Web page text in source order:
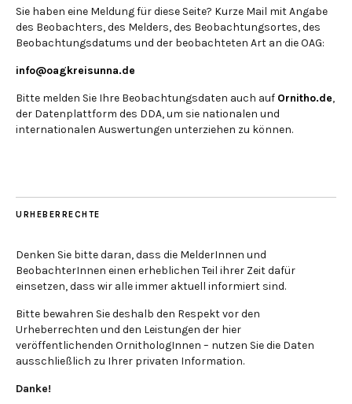
Sie haben eine Meldung für diese Seite? Kurze Mail mit Angabe
des Beobachters, des Melders, des Beobachtungsortes, des
Beobachtungsdatums und der beobachteten Art an die OAG:
info@oagkreisunna.de
Bitte melden Sie Ihre Beobachtungsdaten auch auf Ornitho.de,
der Datenplattform des DDA, um sie nationalen und
internationalen Auswertungen unterziehen zu können.
URHEBERRECHTE
Denken Sie bitte daran, dass die MelderInnen und
BeobachterInnen einen erheblichen Teil ihrer Zeit dafür
einsetzen, dass wir alle immer aktuell informiert sind.
Bitte bewahren Sie deshalb den Respekt vor den
Urheberrechten und den Leistungen der hier
veröffentlichenden OrnithologInnen – nutzen Sie die Daten
ausschließlich zu Ihrer privaten Information.
Danke!